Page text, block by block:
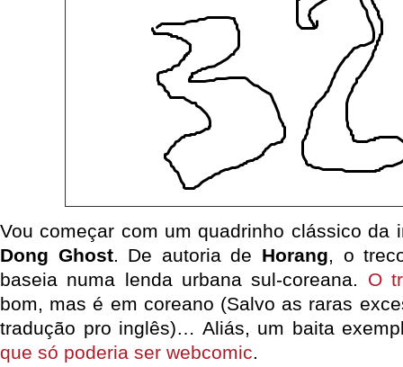
Vou começar com um quadrinho clássico da
Dong Ghost. De autoria de Horang, o
baseia numa lenda urbana sul-coreana. O
bom, mas é em coreano (Salvo as raras
tradução pro inglês)… Aliás, um baita
que só poderia ser webcomic.